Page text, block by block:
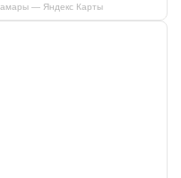
— Яндекс Карты